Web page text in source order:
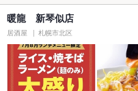
暖龍 新琴似店
居酒屋 札幌市北区